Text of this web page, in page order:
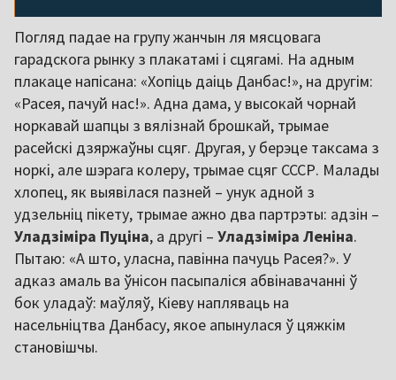
Погляд падае на групу жанчын ля мясцовага
гарадскога рынку з плакатамі і сцягамі. На адным
плакаце напісана: «Хопіць даіць Данбас!», на другім:
«Расея, пачуй нас!». Адна дама, у высокай чорнай
норкавай шапцы з вялізнай брошкай, трымае
расейскі дзяржаўны сцяг. Другая, у берэце таксама з
норкі, але шэрага колеру, трымае сцяг СССР. Малады
хлопец, як выявілася пазней – унук адной з
удзельніц пікету, трымае ажно два партрэты: адзін –
Уладзіміра Пуціна, а другі – Уладзіміра Леніна.
Пытаю: «А што, уласна, павінна пачуць Расея?». У
адказ амаль ва ўнісон пасыпаліся абвінавачанні ў
бок уладаў: маўляў, Кіеву напляваць на
насельніцтва Данбасу, якое апынулася ў цяжкім
становішчы.